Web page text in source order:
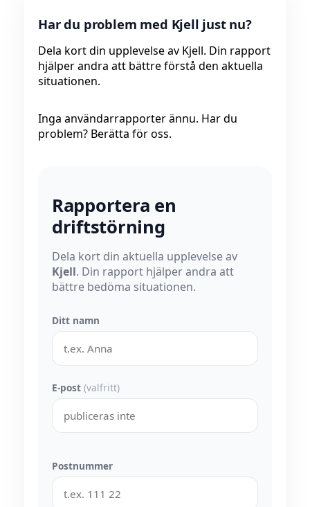
Har du problem med Kjell just nu?
Dela kort din upplevelse av Kjell. Din rapport
hjälper andra att bättre förstå den aktuella
situationen.
Inga användarrapporter ännu. Har du
problem? Berätta för oss.
Rapportera en
driftstörning
Dela kort din aktuella upplevelse av
Kjell. Din rapport hjälper andra att
bättre bedöma situationen.
Ditt namn
E-post (valfritt)
Postnummer